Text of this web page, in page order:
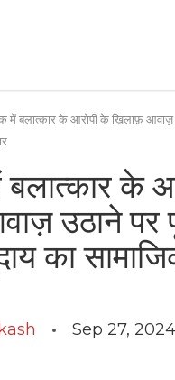
में बलात्कार के आरोपी के ख़िलाफ़ आवाज़
बलात्कार के
उठाने पर
का
Sep 27, 2024